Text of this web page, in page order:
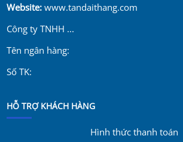
Website:www.tandaithang.com
Công ty TNHH ...
Tên ngân hàng:
Số TK:
HỖ TRỢ KHÁCH HÀNG
Hình thức thanh toán